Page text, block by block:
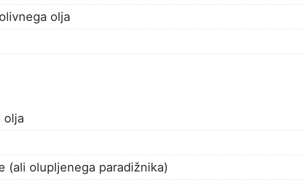
olja
olja
(ali olupljenega paradižnika)